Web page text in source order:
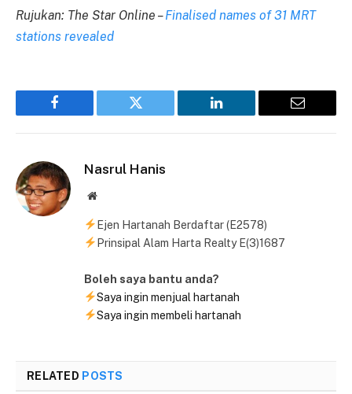
Rujukan: The Star Online –Finalised names of 31 MRT
stations revealed
Facebook Twitter LinkedIn Email
Nasrul Hanis
Website
Ejen Hartanah Berdaftar (E2578)
Prinsipal Alam Harta Realty E(3)1687
Boleh saya bantu anda?
Saya ingin menjual hartanah
Saya ingin membeli hartanah
RELATED POSTS